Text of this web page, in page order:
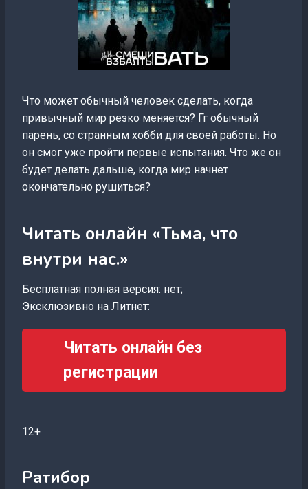
Что может обычный человек сделать, когда
привычный мир резко меняется? Гг обычный
парень, со странным хобби для своей работы. Но
он смог уже пройти первые испытания. Что же он
будет делать дальше, когда мир начнет
окончательно рушиться?
Читать онлайн «Тьма, что
внутри нас.»
Бесплатная полная версия: нет;
Эксклюзивно на Литнет:
Читать онлайн без
регистрации
12+
Ратибор